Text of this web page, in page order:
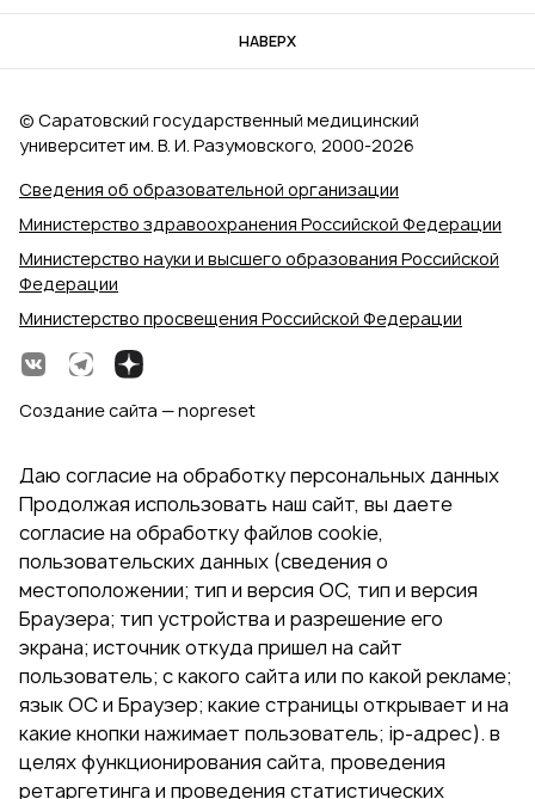
НАВЕРХ
Сведения об образовательной организации
Министерство здравоохранения Российской Федерации
Министерство науки и высшего образования Российской
Федерации
Министерство просвещения Российской Федерации
© Саратовский государственный медицинский
университет им. В. И. Разумовского, 2000‑2026
Создание сайта — nopreset
Даю согласие на обработку персональных данных
Продолжая использовать наш сайт, вы даете
согласие на обработку файлов cookie,
пользовательских данных (сведения о
местоположении; тип и версия ОС, тип и версия
Браузера; тип устройства и разрешение его
экрана; источник откуда пришел на сайт
пользователь; с какого сайта или по какой рекламе;
язык ОС и Браузер; какие страницы открывает и на
какие кнопки нажимает пользователь; ip-адрес). в
целях функционирования сайта, проведения
ретаргетинга и проведения статистических